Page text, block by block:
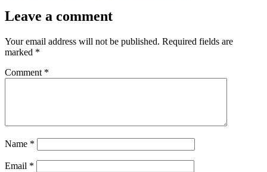
Leave a comment
Your email address will not be published. Required fields are
marked *
Comment *
Name *
Email *